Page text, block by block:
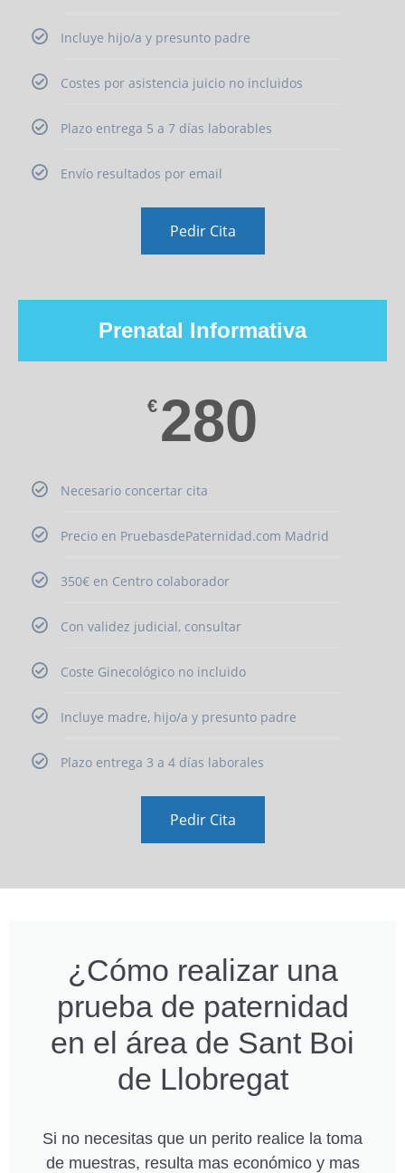
Incluye hijo/a y presunto padre
Costes por asistencia juicio no incluidos
Plazo entrega 5 a 7 días laborables
Envío resultados por email
Pedir Cita
Prenatal Informativa
€ 280
Necesario concertar cita
Precio en PruebasdePaternidad.com Madrid
350€ en Centro colaborador
Con validez judicial, consultar
Coste Ginecológico no incluido
Incluye madre, hijo/a y presunto padre
Plazo entrega 3 a 4 días laborales
Pedir Cita
¿Cómo realizar una
prueba de paternidad
en el área de Sant Boi
de Llobregat
Si no necesitas que un perito realice la toma
de muestras, resulta mas económico y mas